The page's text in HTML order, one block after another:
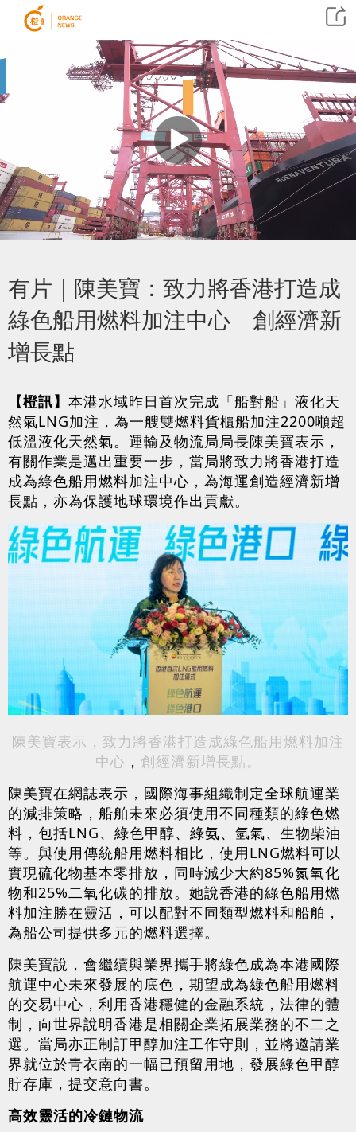
有片｜陳美寶：致力將香港打造成
綠色船用燃料加注中心 創經濟新
增長點
【橙訊】 本港水域昨日首次完成「船對船」液化天
然氣LNG加注，為一艘雙燃料貨櫃船加注2200噸超
低溫液化天然氣。運輸及物流局局長陳美寶表示，
有關作業是邁出重要一步，當局將致力將香港打造
成為綠色船用燃料加注中心，為海運創造經濟新增
長點，亦為保護地球環境作出貢獻。
陳美寶表示，致力將香港打造成綠色船用燃料加注
中心 ， 創經濟新增長點。
陳美寶在網誌表示，國際海事組織制定全球航運業
的減排策略，船舶未來必須使用不同種類的綠色燃
料，包括LNG、綠色甲醇、綠氨、氫氣、生物柴油
等。與使用傳統船用燃料相比，使用LNG燃料可以
實現硫化物基本零排放，同時減少大約85%氮氧化
物和25%二氧化碳的排放。她說香港的綠色船用燃
料加注勝在靈活，可以配對不同類型燃料和船舶，
為船公司提供多元的燃料選擇。
陳美寶說，會繼續與業界攜手將綠色成為本港國際
航運中心未來發展的底色，期望成為綠色船用燃料
的交易中心，利用香港穩健的金融系統，法律的體
制，向世界說明香港是相關企業拓展業務的不二之
選。當局亦正制訂甲醇加注工作守則，並將邀請業
界就位於青衣南的一幅已預留用地，發展綠色甲醇
貯存庫，提交意向書。
高效靈活的冷鏈物流